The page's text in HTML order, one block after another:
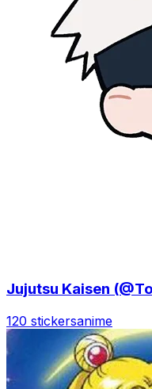
Jujutsu Kaisen
120 stickersanime